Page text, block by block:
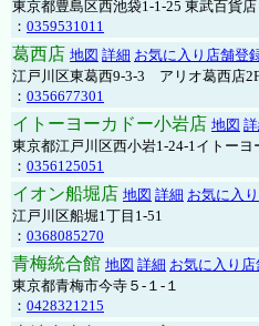
東京都豊島区西池袋1-1-25 東武百
： 0359531011
葛西店 地図 詳細 お気に入り店舗登
江戸川区東葛西9-3-3 アリオ葛西店
： 0356677301
イトーヨーカドー小岩店 地図
東京都江戸川区西小岩1-24-1イトーヨ
： 0356125051
イオン船堀店 地図 詳細 お気に入
江戸川区船堀1丁目1-51
： 0368085270
青梅統合館 地図 詳細 お気に入り
東京都青梅市今寺５-１-１
： 0428321215